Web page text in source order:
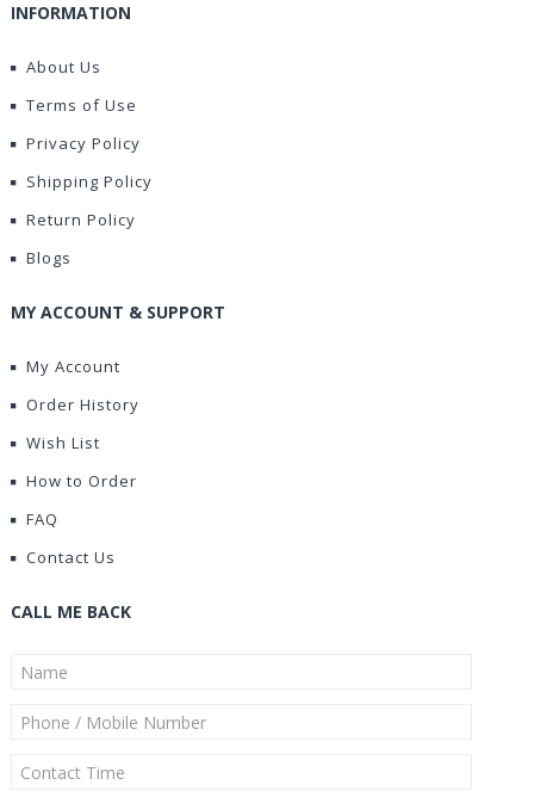
INFORMATION
About Us
Terms of Use
Privacy Policy
Shipping Policy
Return Policy
Blogs
MY ACCOUNT & SUPPORT
My Account
Order History
Wish List
How to Order
FAQ
Contact Us
CALL ME BACK